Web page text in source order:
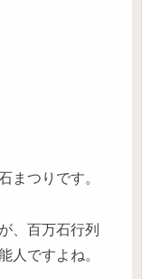
まつりです。
、百万石行列
人ですよね。